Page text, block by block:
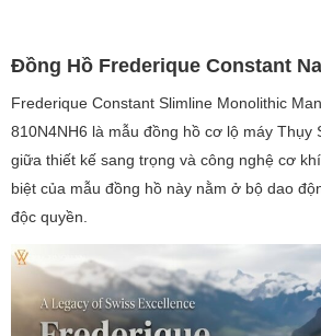
Đồng Hồ Frederique Constant
Frederique Constant Slimline Monolithic
810N4NH6 là mẫu đồng hồ cơ lộ máy Thụy
giữa thiết kế sang trọng và công nghệ cơ
biệt của mẫu đồng hồ này nằm ở bộ dao
độc quyền.